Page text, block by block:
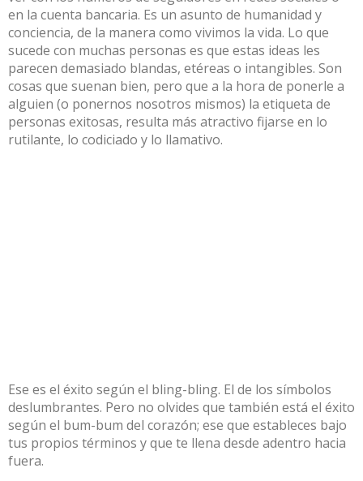
en la cuenta bancaria. Es un asunto de humanidad y
conciencia, de la manera como vivimos la vida. Lo que
sucede con muchas personas es que estas ideas les
parecen demasiado blandas, etéreas o intangibles. Son
cosas que suenan bien, pero que a la hora de ponerle a
alguien (o ponernos nosotros mismos) la etiqueta de
personas exitosas, resulta más atractivo fijarse en lo
rutilante, lo codiciado y lo llamativo.
Ese es el éxito según el bling-bling. El de los símbolos
deslumbrantes. Pero no olvides que también está el éxito
según el bum-bum del corazón; ese que estableces bajo
tus propios términos y que te llena desde adentro hacia
fuera.